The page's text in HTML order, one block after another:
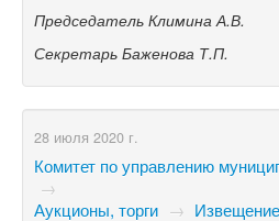
Председатель Климина А.В.
Секретарь Баженова Т.П.
28 июля 2020 г.
Комитет по управлению
→
Аукционы, торги →